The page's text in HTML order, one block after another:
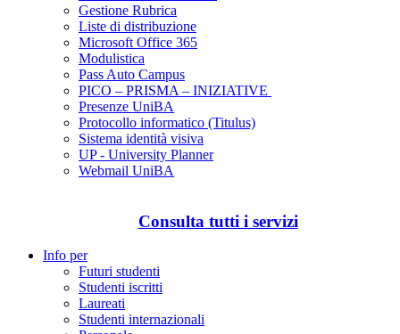
Gestione Rubrica
Liste di distribuzione
Microsoft Office 365
Modulistica
Pass Auto Campus
PICO – PRISMA – INIZIATIVE
Presenze UniBA
Protocollo informatico (Titulus)
Sistema identità visiva
UP - University Planner
Webmail UniBA
Consulta tutti i servizi
Info per
Futuri studenti
Studenti iscritti
Laureati
Studenti internazionali